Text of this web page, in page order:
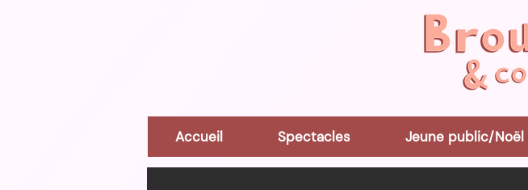
Accueil Spectacles Jeune public/Noël